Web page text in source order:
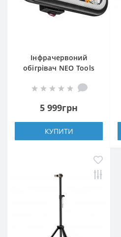
Інфрачервоний
обігрівач NEO Tools
5 999грн
КУПИТИ